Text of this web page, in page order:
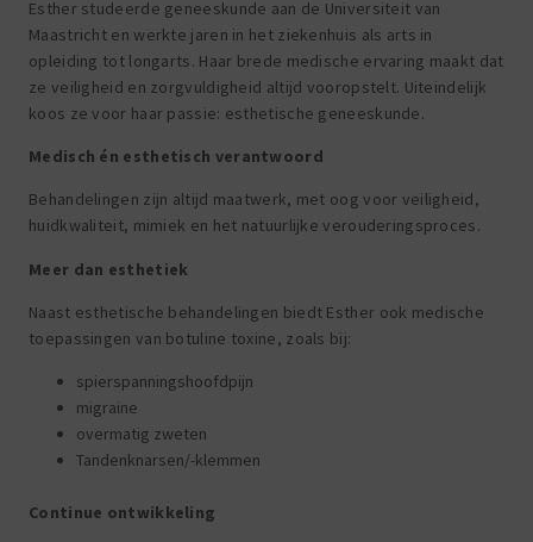
Esther studeerde geneeskunde aan de Universiteit van
Maastricht en werkte jaren in het ziekenhuis als arts in
opleiding tot longarts. Haar brede medische ervaring maakt dat
ze veiligheid en zorgvuldigheid altijd vooropstelt. Uiteindelijk
koos ze voor haar passie: esthetische geneeskunde.
Medisch én esthetisch verantwoord
Behandelingen zijn altijd maatwerk, met oog voor veiligheid,
huidkwaliteit, mimiek en het natuurlijke verouderingsproces.
Meer dan esthetiek
Naast esthetische behandelingen biedt Esther ook medische
toepassingen van botuline toxine, zoals bij:
spierspanningshoofdpijn
migraine
overmatig zweten
Tandenknarsen/-klemmen
Continue ontwikkeling